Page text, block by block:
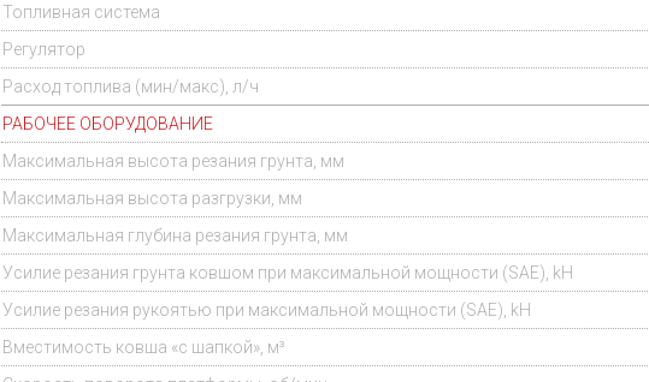
Топливная система
Регулятор
Расход топлива (мин/макс), л/ч
РАБОЧЕЕ ОБОРУДОВАНИЕ
Максимальная высота резания грунта, мм
Максимальная высота разгрузки, мм
Максимальная глубина резания грунта, мм
Усилие резания грунта ковшом при максимальной мощности (SAE), kH
Усилие резания рукоятью при максимальной мощности (SAE), kH
Вместимость ковша «с шапкой», м³